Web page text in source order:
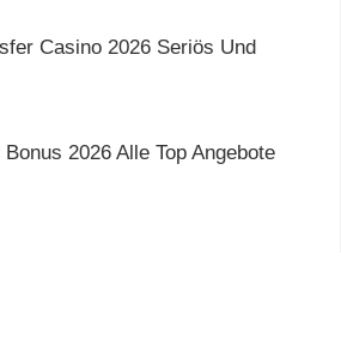
Casino 2026 Seriös Und
2026 Alle Top Angebote